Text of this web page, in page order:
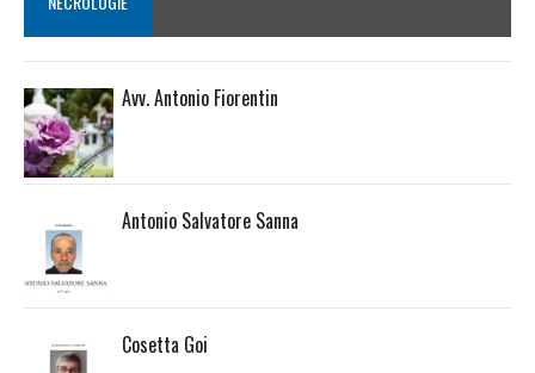
Avv. Antonio Fiorentin
Antonio Salvatore Sanna
Cosetta Goi